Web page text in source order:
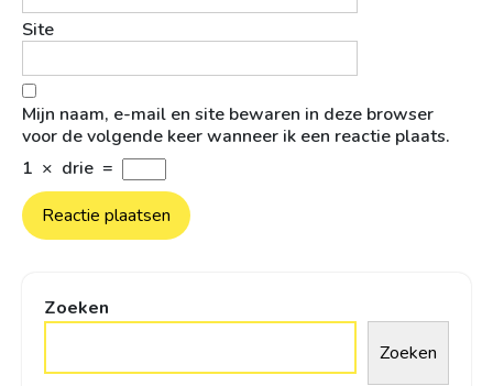
Site
Mijn naam, e-mail en site bewaren in deze browser
voor de volgende keer wanneer ik een reactie plaats.
1 × drie =
Zoeken
Zoeken